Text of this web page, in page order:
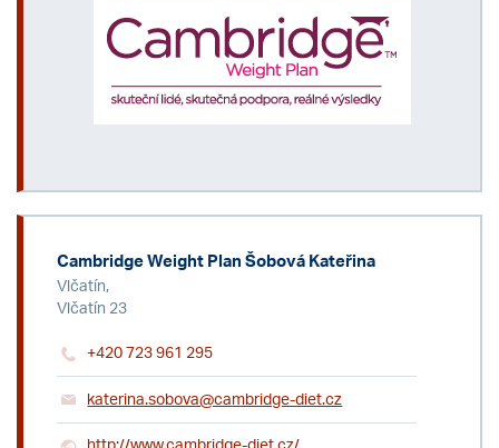
Cambridge Weight Plan Šobová Kateřina
Vlčatín,
Vlčatín 23
+420 723 961 295
katerina.sobova@cambridge-diet.cz